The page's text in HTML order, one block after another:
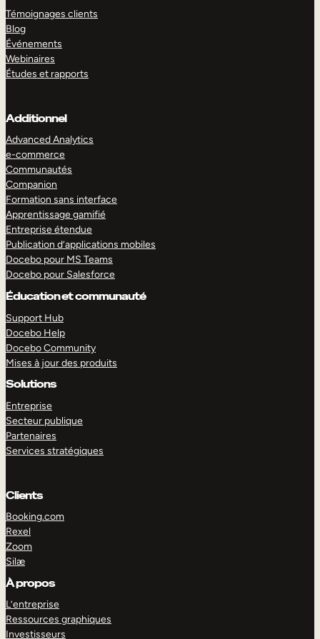
Témoignages clients
Blog
Événements
Webinaires
Études et rapports
Additionnel
Advanced Analytics
e-commerce
Communautés
Companion
Formation sans interface
Apprentissage gamifié
Entreprise étendue
Publication d’applications mobiles
Docebo pour MS Teams
Docebo pour Salesforce
Éducation et communauté
Support Hub
Docebo Help
Docebo Community
Mises à jour des produits
Solutions
Entreprise
Secteur publique
Partenaires
Services stratégiques
Clients
Booking.com
Rexel
Zoom
Silæ
À propos
L’entreprise
Ressources graphiques
Investisseurs